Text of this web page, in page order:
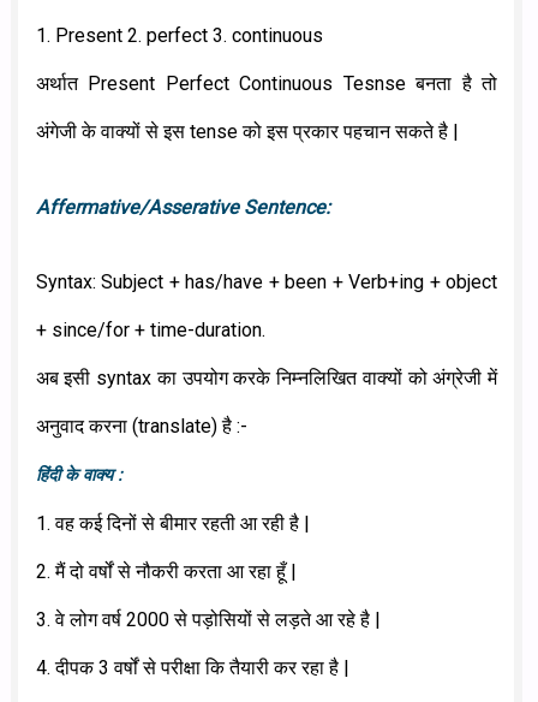
1. Present 2. perfect 3. continuous
अर्थात Present Perfect Continuous Tesnse बनता है तो
अंगेजी के वाक्यों से इस tense को इस प्रकार पहचान सकते है |
Affermative/Asserative Sentence:
Syntax: Subject + has/have + been + Verb+ing + object
+ since/for + time-duration.
अब इसी syntax का उपयोग करके निम्नलिखित वाक्यों को अंग्रेजी में
अनुवाद करना (translate) है :-
हिंदी के वाक्य :
1. वह कई दिनों से बीमार रहती आ रही है |
2. मैं दो वर्षों से नौकरी करता आ रहा हूँ |
3. वे लोग वर्ष 2000 से पड़ोसियों से लड़ते आ रहे है |
4. दीपक 3 वर्षों से परीक्षा कि तैयारी कर रहा है |